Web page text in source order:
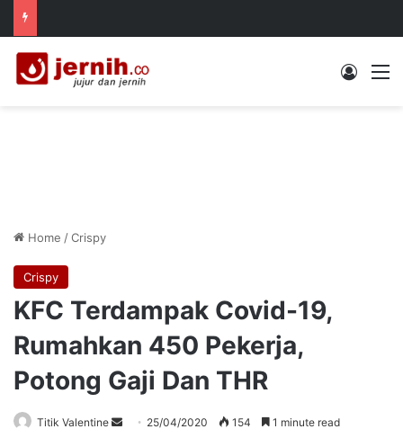
Log In
Home /Crispy
Crispy
KFC Terdampak Covid-19,
Rumahkan 450 Pekerja,
Potong Gaji Dan THR
Titik Valentine
Send 25/04/2020 154 1 minute read